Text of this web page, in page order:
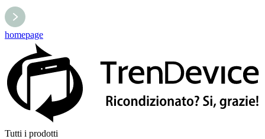
homepage
Tutti i prodotti